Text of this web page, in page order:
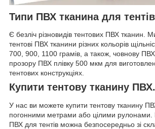
Типи ПВХ тканина для тентів
Є безліч різновидів тентових ПВХ тканин.
тентові ПВХ тканини різних кольорів
700, 900, 1100 грамів, а також, човнову
прозору ПВХ плівку 500 мкм для
тентових конструкціях.
Купити тентову тканину ПВХ.
У нас ви можете купити тентову тканину
погонними метрами або цілими рулонами.
ПВХ для тентів можна безпосередньо зі